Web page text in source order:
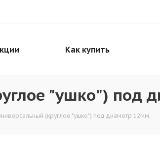
Как купить
"ушко") под
(круглое "ушко") под диаметр 12мм.